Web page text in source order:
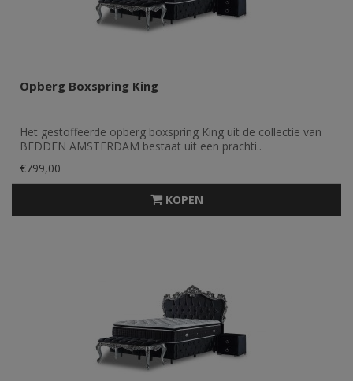
Opberg Boxspring King
Het gestoffeerde opberg boxspring King uit de collectie van
BEDDEN AMSTERDAM bestaat uit een prachti..
€799,00
KOPEN